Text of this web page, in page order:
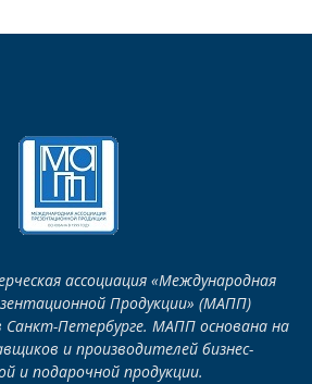
ассоциация «Международная
Продукции» (МАПП)
Санкт-Петербурге. МАПП основана на
и производителей бизнес-
и подарочной продукции.